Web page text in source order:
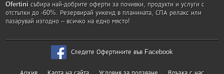
Ofertini събира най-добрите оферти за почивки, продукти и услуги с
отстъпки до -60%. Резервирай уикенд в планината, СПА релакс или
пазарувай изгодно – всичко на едно място!
Следете Офертините във Facebook